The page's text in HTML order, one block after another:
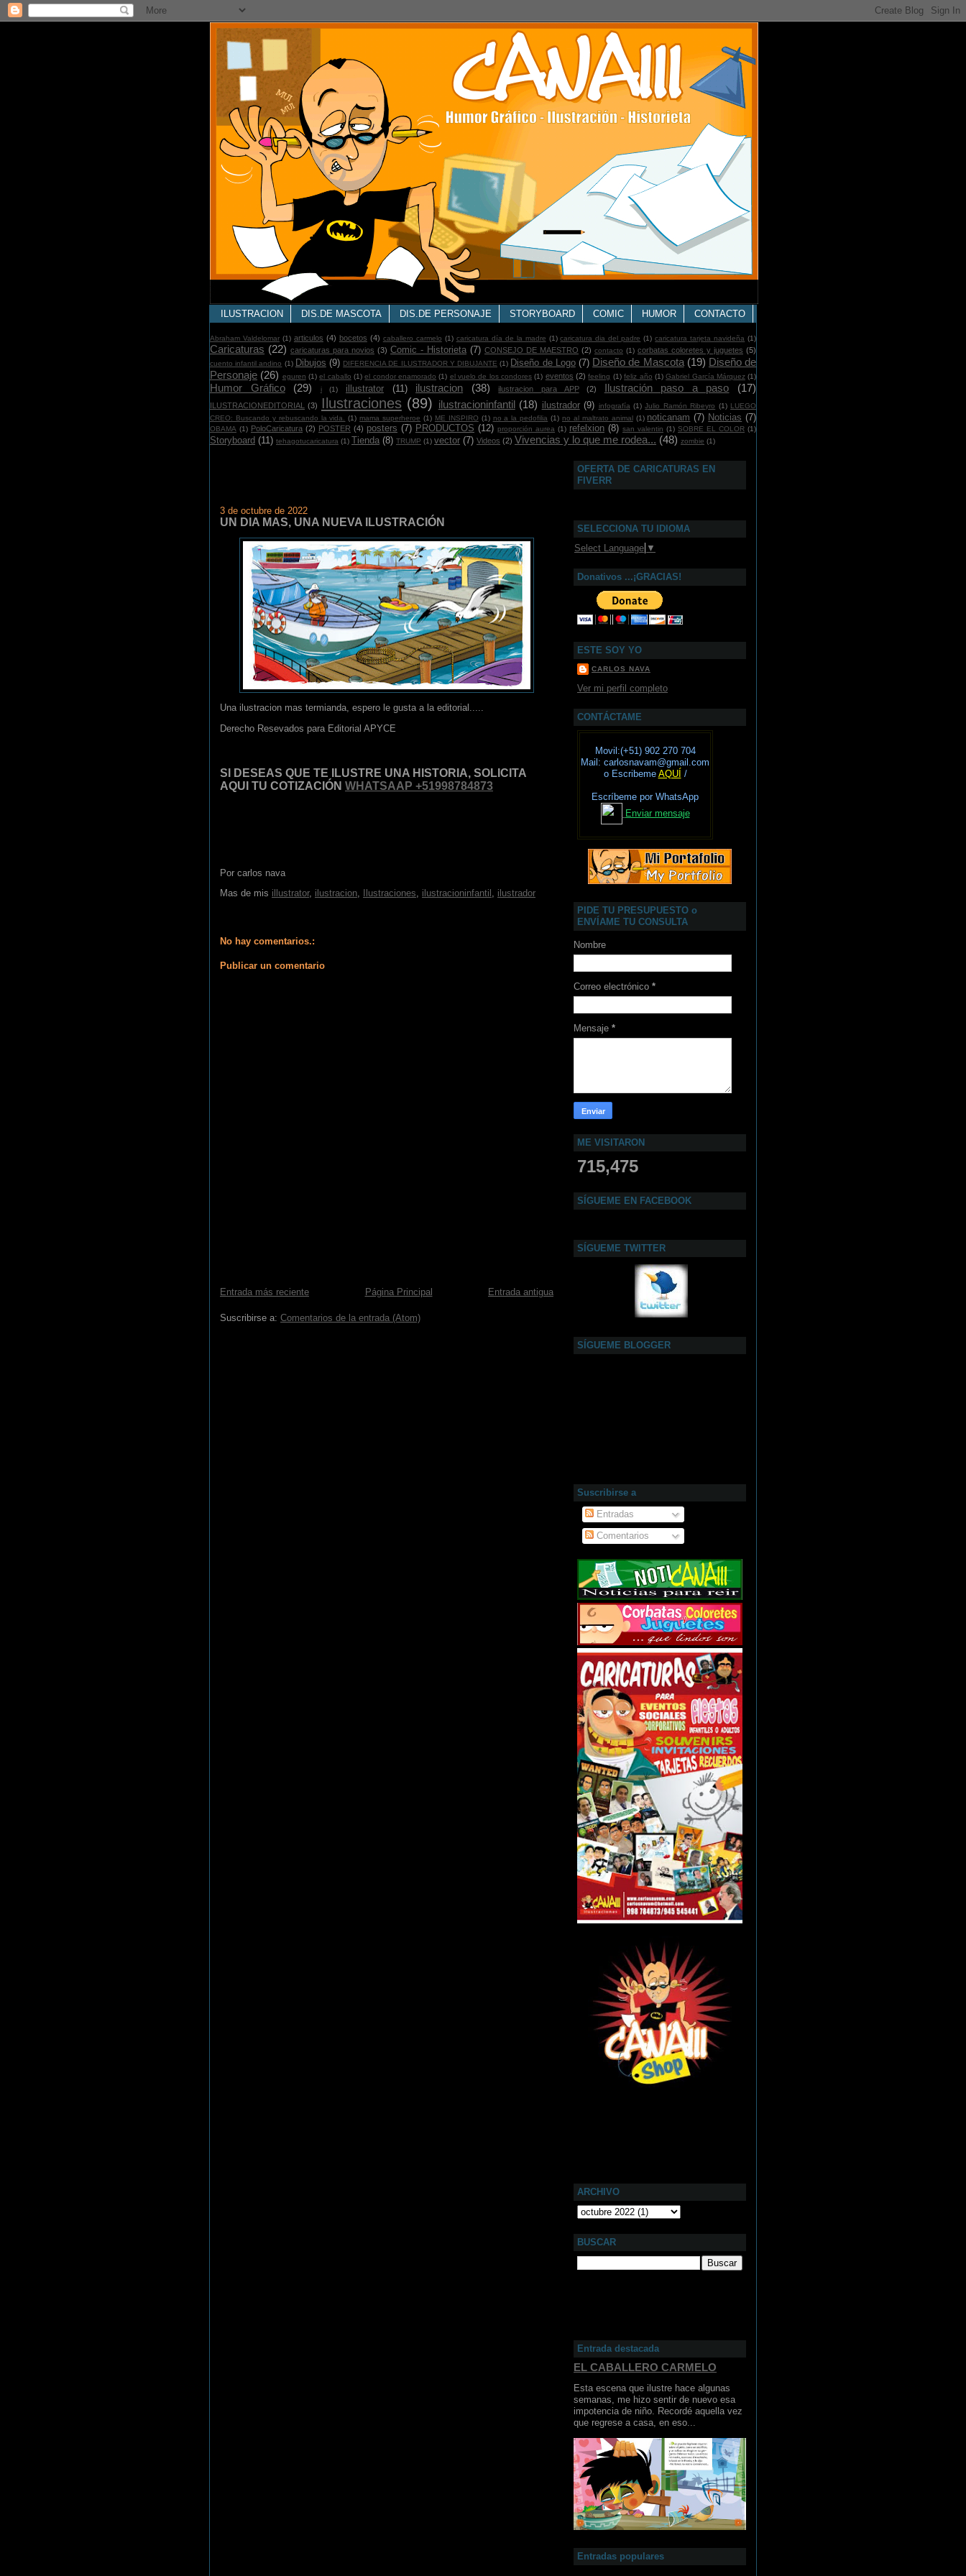
ILUSTRACION DIS.DE MASCOTA DIS.DE PERSONAJE STORYBOARD COMIC HUMOR CONTACTO
Abraham Valdelomar (1) articulos (4) bocetos (4) caballero carmelo (1) caricatura día de la madre (1) caricatura dia del padre (1) caricatura tarjeta navideña (1)
Caricaturas (22) caricaturas para novios (3) Comic - Historieta (7) CONSEJO DE MAESTRO (2) contacto (1) corbatas coloretes y juguetes (5)
cuento infantil andino (1) Dibujos (9) DIFERENCIA DE ILUSTRADOR Y DIBUJANTE (1) Diseño de Logo (7) Diseño de Mascota (19) Diseño de
Personaje (26) eguren (1) el caballo (1) el condor enamorado (1) el vuelo de los condores (1) eventos (2) feeling (1) feliz año (1) Gabriel García Márquez (1)
Humor Gráfico (29) i (1) illustrator (11) ilustracion (38) ilustracion para APP (2) Ilustración paso a paso (17)
ILUSTRACIONEDITORIAL (3) Ilustraciones (89) ilustracioninfantil (18) ilustrador (9) infografía (1) Julio Ramón Ribeyro (1) LUEGO
CREO: Buscando y rebuscando la vida.
(1) mama superheroe (1) ME INSPIRO (1) no a la pedofilia (1) no al maltrato animal (1) noticanam (7) Noticias (7)
OBAMA (1) PoloCaricatura (2) POSTER (4) posters (7) PRODUCTOS (12) proporción aurea (1) refelxion (8) san valentin (1) SOBRE EL COLOR (1)
Storyboard (11) tehagotucaricatura (1) Tienda (8) TRUMP (1) vector (7) Videos (2) Vivencias y lo que me rodea... (48) zombie (1)
3 de octubre de 2022
UN DIA MAS, UNA NUEVA ILUSTRACIÓN
Una ilustracion mas termianda, espero le gusta a la editorial.....
Derecho Resevados para Editorial APYCE
SI DESEAS QUE TE ILUSTRE UNA HISTORIA, SOLICITA
AQUI TU COTIZACIÓN WHATSAAP +51998784873
Por carlos nava
Mas de mis illustrator, ilustracion, Ilustraciones, ilustracioninfantil , ilustrador
No hay comentarios.:
Publicar un comentario
Entrada más reciente Entrada antigua
Página Principal
Suscribirse a: Comentarios de la entrada (Atom)
OFERTA DE CARICATURAS EN
FIVERR
SELECCIONA TU IDIOMA
Select Language ▼
Donativos ...¡GRACIAS!
ESTE SOY YO
CARLOS NAVA
Ver mi perfil completo
CONTÁCTAME
Movil:(+51) 902 270 704
Mail: carlosnavam@gmail.com
o Escribeme AQUÍ /
Escríbeme por WhatsApp
Enviar mensaje
PIDE TU PRESUPUESTO o
ENVÍAME TU CONSULTA
Nombre
Correo electrónico *
Mensaje *
ME VISITARON
715,475
SÍGUEME EN FACEBOOK
SÍGUEME TWITTER
SÍGUEME BLOGGER
Suscribirse a
Entradas
Comentarios
ARCHIVO
BUSCAR
Entrada destacada
EL CABALLERO CARMELO
Esta escena que ilustre hace algunas
semanas, me hizo sentir de nuevo esa
impotencia de niño. Recordé aquella vez
que regrese a casa, en eso...
Entradas populares